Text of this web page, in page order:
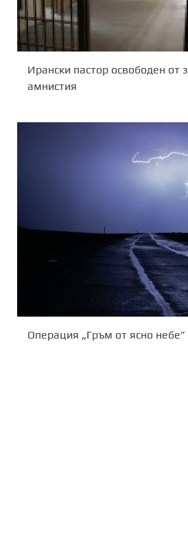
Ирански пастор освободен от
амнистия
Операция „Гръм от ясно небе”